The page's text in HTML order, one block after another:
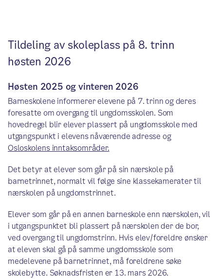
Tildeling av skoleplass på 8. trinn
høsten 2026
Høsten 2025 og vinteren 2026
Barneskolene informerer elevene på 7. trinn og deres
foresatte om overgang til ungdomsskolen. Som
hovedregel blir elever plassert på ungdomsskole med
utgangspunkt i elevens nåværende adresse og
Osloskolens inntaksområder.
Det betyr at elever som går på sin nærskole på
barnetrinnet, normalt vil følge sine klassekamerater til
nærskolen på ungdomstrinnet.
Elever som går på en annen barneskole enn nærskolen, vil
i utgangspunktet bli plassert på nærskolen der de bor,
ved overgang til ungdomstrinn. Hvis elev/foreldre ønsker
at eleven skal gå på samme ungdomsskole som
medelevene på barnetrinnet, må foreldrene søke
skolebytte. Søknadsfristen er 13. mars 2026.